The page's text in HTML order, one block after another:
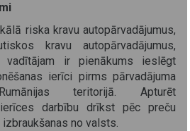
riska kravu autopārvadājumus,
kravu autopārvadājumus,
vadītājam ir pienākums ieslēgt
ierīci pirms pārvadājuma
teritorijā. Apturēt
darbību drīkst pēc preču
no valsts.